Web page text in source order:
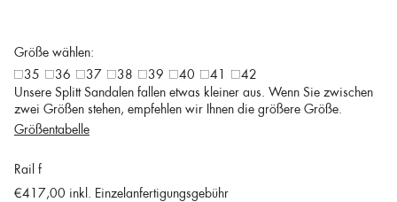
Größe wählen:
35
36 37 38 39 40 41
42
Unsere Splitt Sandalen fallen etwas kleiner aus. Wenn Sie zwischen
zwei Größen stehen, empfehlen wir Ihnen die größere Größe.
Größentabelle
Rail f
€417,00 inkl. Einzelanfertigungsgebühr